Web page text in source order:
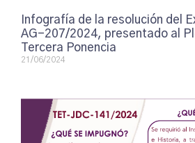
Infografía de la resolución del
AG-207/2024, presentado al
Tercera Ponencia
21/06/2024